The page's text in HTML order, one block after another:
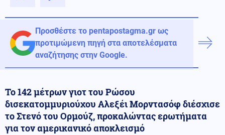
Προσθέστε το pentapostagma.gr ως
προτιμώμενη πηγή στα αποτελέσματα
αναζήτησης στην Google.
Το 142 μέτρων γιοτ του Ρώσου
δισεκατομμυριούχου Αλεξέι Μορντασόφ διέσχισε
το Στενό του Ορμούζ, προκαλώντας ερωτήματα
για τον αμερικανικό αποκλεισμό